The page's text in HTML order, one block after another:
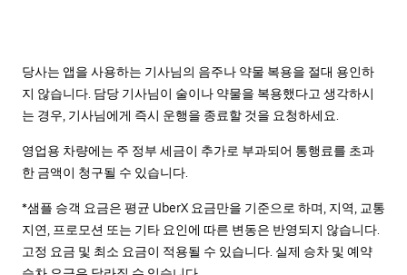
당사는 앱을 사용하는 기사님의 음주나 약물 복용을 절대 용인하
지 않습니다. 담당 기사님이 술이나 약물을 복용했다고 생각하시
는 경우, 기사님에게 즉시 운행을 종료할 것을 요청하세요.
영업용 차량에는 주 정부 세금이 추가로 부과되어 통행료를 초과
한 금액이 청구될 수 있습니다.
*샘플 승객 요금은 평균 UberX 요금만을 기준으로 하며, 지역, 교통
지연, 프로모션 또는 기타 요인에 따른 변동은 반영되지 않습니다.
고정 요금 및 최소 요금이 적용될 수 있습니다. 실제 승차 및 예약